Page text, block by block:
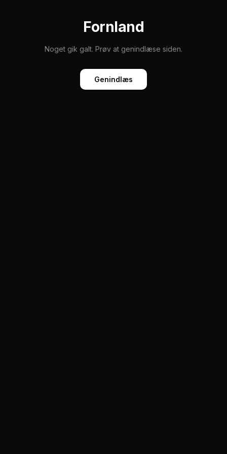
Fornland
Noget gik galt. Prøv at genindlæse siden.
Genindlæs